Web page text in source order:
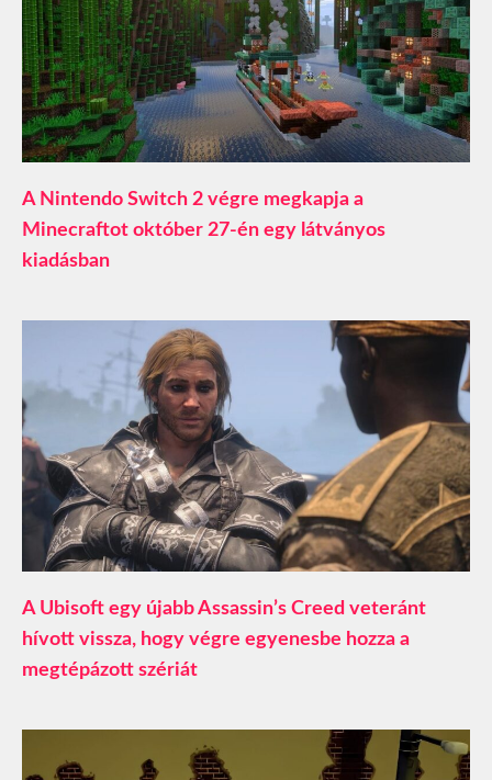
A Nintendo Switch 2 végre megkapja a
Minecraftot október 27-én egy látványos
kiadásban
A Ubisoft egy újabb Assassin’s Creed veteránt
hívott vissza, hogy végre egyenesbe hozza a
megtépázott szériát